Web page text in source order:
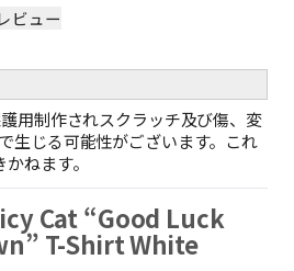
にご購入いただくと、送料は他の商
かりません。）
る場合、最小送料が適用されます。
だくと、最も軽い商品1点を基準に最
10個の送料
以上お買い上げの場合、送料無料と
を10,000円以上購入すると、送料は完
レビュー
用制作されスクラッチ及び傷、変
生じる可能性がございます。これ
ねます。
Cat “Good Luck
T-Shirt White